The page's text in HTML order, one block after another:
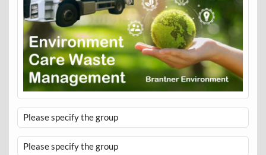
Please specify the group
Please specify the group